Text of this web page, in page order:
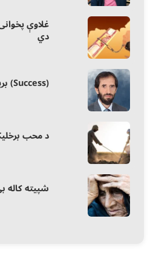
غلاوې
دي
بریالیتوب (Success)
د محب
شپیته کاله